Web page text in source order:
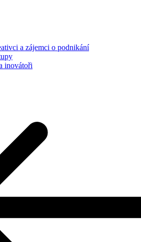
a zájemci o podnikání
inovátoři